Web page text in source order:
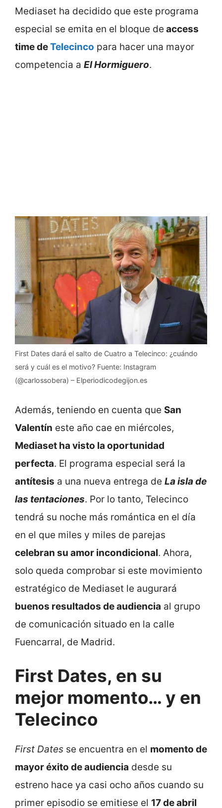
Mediaset ha decidido que este programa
especial se emita en el bloque de access
time deTelecinco para hacer una mayor
competencia a El Hormiguero.
First Dates dará el salto de Cuatro a Telecinco: ¿cuándo
será y cuál es el motivo? Fuente: Instagram
(@carlossobera) – Elperiodicodegijon.es
Además, teniendo en cuenta que San
Valentín este año cae en miércoles,
Mediaset ha visto la oportunidad
perfecta. El programa especial será la
antítesis a una nueva entrega de La isla de
las tentaciones. Por lo tanto, Telecinco
tendrá su noche más romántica en el día
en el que miles y miles de parejas
celebran su amor incondicional. Ahora,
solo queda comprobar si este movimiento
estratégico de Mediaset le augurará
buenos resultados de audiencia al grupo
de comunicación situado en la calle
Fuencarral, de Madrid.
First Dates, en su
mejor momento… y en
Telecinco
First Dates se encuentra en el momento de
mayor éxito de audiencia desde su
estreno hace ya casi ocho años cuando su
primer episodio se emitiese el 17 de abril